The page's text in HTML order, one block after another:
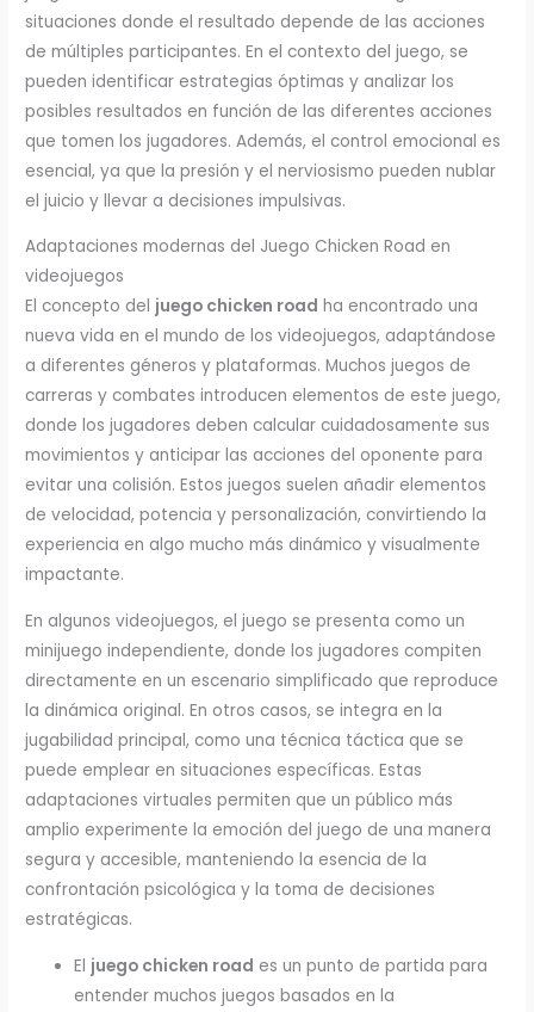
situaciones donde el resultado depende de las acciones
de múltiples participantes. En el contexto del juego, se
pueden identificar estrategias óptimas y analizar los
posibles resultados en función de las diferentes acciones
que tomen los jugadores. Además, el control emocional es
esencial, ya que la presión y el nerviosismo pueden nublar
el juicio y llevar a decisiones impulsivas.
Adaptaciones modernas del Juego Chicken Road en
videojuegos
El concepto del juego chicken road ha encontrado una
nueva vida en el mundo de los videojuegos, adaptándose
a diferentes géneros y plataformas. Muchos juegos de
carreras y combates introducen elementos de este juego,
donde los jugadores deben calcular cuidadosamente sus
movimientos y anticipar las acciones del oponente para
evitar una colisión. Estos juegos suelen añadir elementos
de velocidad, potencia y personalización, convirtiendo la
experiencia en algo mucho más dinámico y visualmente
impactante.
En algunos videojuegos, el juego se presenta como un
minijuego independiente, donde los jugadores compiten
directamente en un escenario simplificado que reproduce
la dinámica original. En otros casos, se integra en la
jugabilidad principal, como una técnica táctica que se
puede emplear en situaciones específicas. Estas
adaptaciones virtuales permiten que un público más
amplio experimente la emoción del juego de una manera
segura y accesible, manteniendo la esencia de la
confrontación psicológica y la toma de decisiones
estratégicas.
El juego chicken road es un punto de partida para
entender muchos juegos basados en la